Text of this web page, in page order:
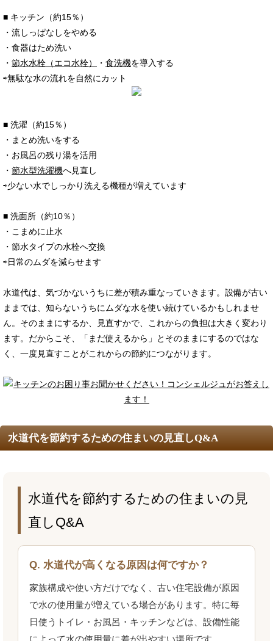
■ キッチン（約15％）
・流しっぱなしをやめる
・食器はため洗い
・ 節水水栓（エコ水栓） ・ 食洗機を導入する
⇨無駄な水の流れを自然にカット
■ 洗濯（約15％）
・まとめ洗いをする
・お風呂の残り湯を活用
・ 節水型洗濯機へ見直し
⇨少ない水でしっかり洗える機種が増えています
■ 洗面所（約10％）
・こまめに止水
・節水タイプの水栓へ交換
⇨日常のムダを減らせます
水道代は、気づかないうちに差が積み重なっていきます。設備が古い
ままでは、知らないうちにムダな水を使い続けているかもしれませ
ん。そのままにするか、見直すかで、これからの負担は大きく変わり
ます。だからこそ、「まだ使えるから」とそのままにするのではな
く、一度見直すことがこれからの節約につながります。
水道代を節約するための住まいの見直しQ&A
水道代を節約するための住まいの見
直しQ&A
Q. 水道代が高くなる原因は何ですか？
家族構成や使い方だけでなく、古い住宅設備が原因
で水の使用量が増えている場合があります。特に毎
日使うトイレ・お風呂・キッチンなどは、設備性能
によって水の使用量に差が出やすい場所です。